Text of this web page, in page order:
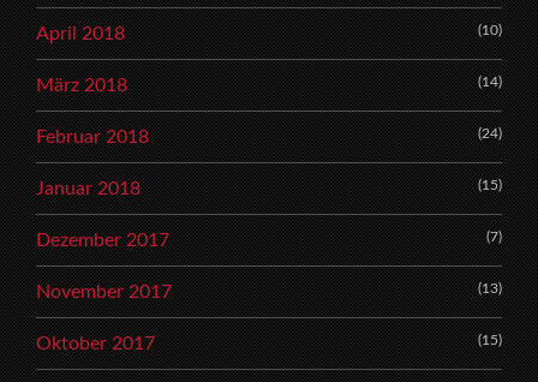
April 2018 (10)
März 2018 (14)
Februar 2018 (24)
Januar 2018 (15)
Dezember 2017 (7)
November 2017 (13)
Oktober 2017 (15)